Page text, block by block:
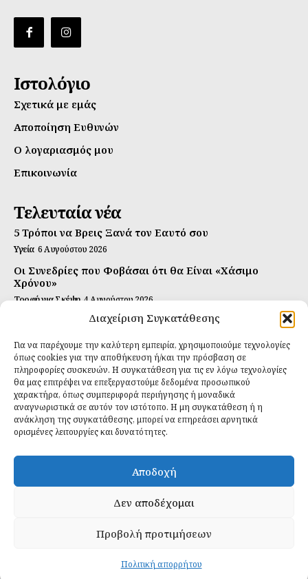
Διαχείριση Συγκατάθεσης
Για να παρέχουμε την καλύτερη εμπειρία, χρησιμοποιούμε τεχνολογίες
όπως cookies για την αποθήκευση ή/και την πρόσβαση σε
πληροφορίες συσκευών. Η συγκατάθεση για τις εν λόγω τεχνολογίες
θα μας επιτρέψει να επεξεργαστούμε δεδομένα προσωπικού
χαρακτήρα, όπως συμπεριφορά περιήγησης ή μοναδικά
αναγνωριστικά σε αυτόν τον ιστότοπο. Η μη συγκατάθεση ή η
ανάκληση της συγκατάθεσης, μπορεί να επηρεάσει αρνητικά
ορισμένες λειτουργίες και δυνατότητες.
Αποδοχή
Δεν αποδέχομαι
Προβολή προτιμήσεων
Πολιτική απορρήτου
Ιστολόγιο
Σχετικά με εμάς
Αποποίηση Ευθυνών
Ο λογαριασμός μου
Επικοινωνία
Τελευταία νέα
5 Τρόποι να Βρεις Ξανά τον Εαυτό σου
Υγεία 6 Αυγούστου 2026
Οι Συνεδρίες που Φοβάσαι ότι θα Είναι «Χάσιμο
Χρόνου»
Τροφή για Σκέψη 4 Αυγούστου 2026
Αυτή Είναι η Συνταγή για Τέλεια Κομπούτσα
Ιδανικές Τροφές 26 Ιουλίου 2026
Εγγραφείτε
ΕΓΓΡΑΦΉ
Έχω διαβάσει και δέχομαι τηνπολιτική απορρήτου
Creative.